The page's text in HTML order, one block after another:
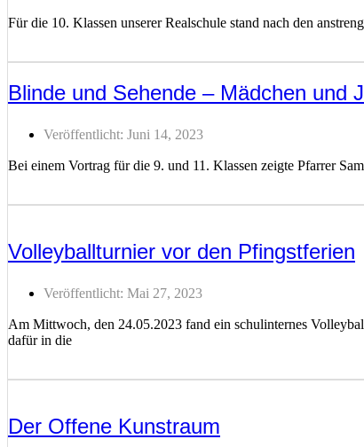
Für die 10. Klassen unserer Realschule stand nach den
Blinde und Sehende – Mädchen und
Veröffentlicht: Juni 14, 2023
Bei einem Vortrag für die 9. und 11. Klassen zeigte Pfarrer
Volleyballturnier vor den Pfingstferien
Veröffentlicht: Mai 27, 2023
Am Mittwoch, den 24.05.2023 fand ein schulinternes
dafür in die
Der Offene Kunstraum